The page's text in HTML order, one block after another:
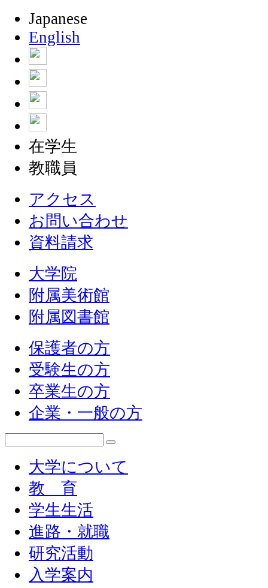
Japanese
English
在学生
教職員
アクセス
お問い合わせ
資料請求
大学院
附属美術館
附属図書館
保護者の方
受験生の方
卒業生の方
企業・一般の方
大学について
教 育
学生生活
進路・就職
研究活動
入学案内